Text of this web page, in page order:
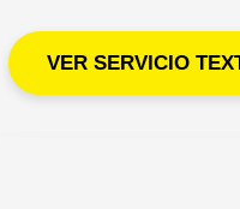
VER SERVICIO